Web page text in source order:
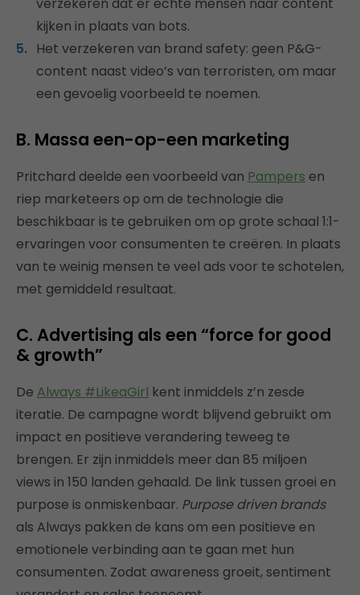
verzekeren dat er echte mensen naar content
kijken in plaats van bots.
Het verzekeren van brand safety: geen P&G-
content naast video’s van terroristen, om maar
een gevoelig voorbeeld te noemen.
B. Massa een-op-een marketing
Pritchard deelde een voorbeeld van Pampers en
riep marketeers op om de technologie die
beschikbaar is te gebruiken om op grote schaal 1:1-
ervaringen voor consumenten te creëren. In plaats
van te weinig mensen te veel ads voor te schotelen,
met gemiddeld resultaat.
C. Advertising als een “force for good
& growth”
De Always #LikeaGirl kent inmiddels z’n zesde
iteratie. De campagne wordt blijvend gebruikt om
impact en positieve verandering teweeg te
brengen. Er zijn inmiddels meer dan 85 miljoen
views in 150 landen gehaald. De link tussen groei en
purpose is onmiskenbaar. Purpose driven brands
als Always pakken de kans om een positieve en
emotionele verbinding aan te gaan met hun
consumenten. Zodat awareness groeit, sentiment